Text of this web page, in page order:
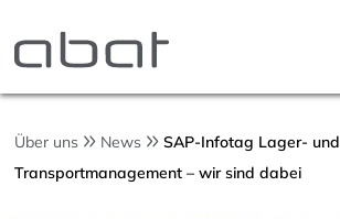
Über uns News
SAP-Infotag Lager- und
Transportmanagement – wir sind dabei